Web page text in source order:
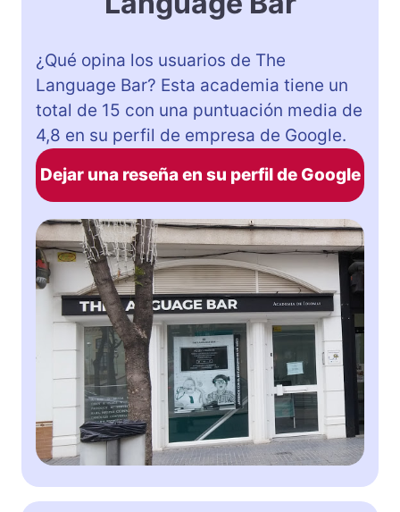
¿Qué opina los usuarios de The
Language Bar? Esta academia tiene un
total de 15 con una puntuación media de
4,8 en su perfil de empresa de Google.
Dejar una reseña en su perfil de Google